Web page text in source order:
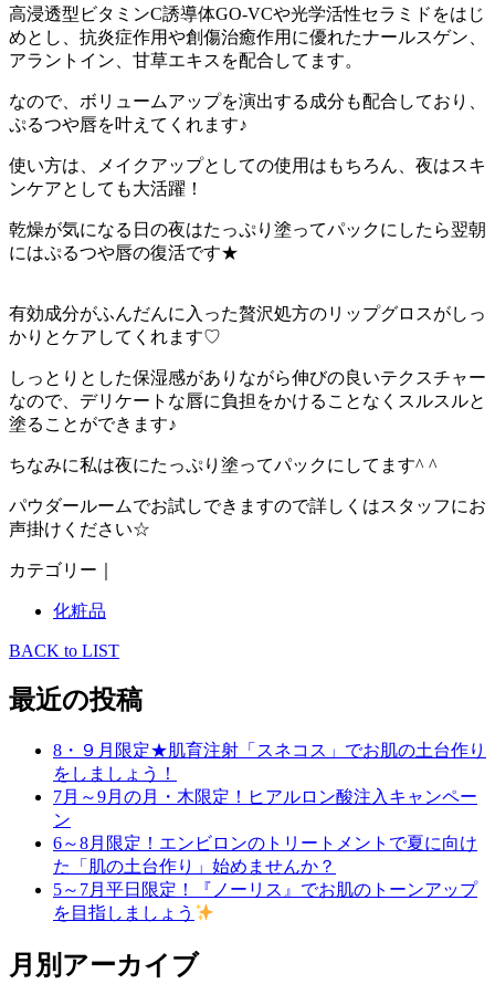
高浸透型ビタミンC誘導体GO-VCや光学活性セラミドをはじ
めとし、抗炎症作用や創傷治癒作用に優れたナールスゲン、
アラントイン、甘草エキスを配合してます。
なので、ボリュームアップを演出する成分も配合しており、
ぷるつや唇を叶えてくれます♪
使い方は、メイクアップとしての使用はもちろん、夜はスキ
ンケアとしても大活躍！
乾燥が気になる日の夜はたっぷり塗ってパックにしたら翌朝
にはぷるつや唇の復活です★
有効成分がふんだんに入った贅沢処方のリップグロスがしっ
かりとケアしてくれます♡
しっとりとした保湿感がありながら伸びの良いテクスチャー
なので、デリケートな唇に負担をかけることなくスルスルと
塗ることができます♪
ちなみに私は夜にたっぷり塗ってパックにしてます^ ^
パウダールームでお試しできますので詳しくはスタッフにお
声掛けください☆
カテゴリー｜
化粧品
BACK to LIST
最近の投稿
8・９月限定★肌育注射「スネコス」でお肌の土台作り
をしましょう！
7月～9月の月・木限定！ヒアルロン酸注入キャンペー
ン
6～8月限定！エンビロンのトリートメントで夏に向け
た「肌の土台作り」始めませんか？
5～7月平日限定！『ノーリス』でお肌のトーンアップ
を目指しましょう
月別アーカイブ